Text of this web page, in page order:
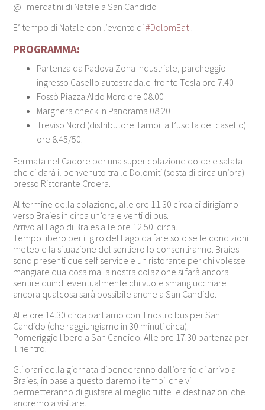
@ I mercatini di Natale a San Candido
E’ tempo di Natale con l’evento di#DolomEat!
PROGRAMMA:
Partenza da Padova Zona Industriale, parcheggio
ingresso Casello autostradale fronte Tesla ore 7.40
Fossò Piazza Aldo Moro ore 08.00
Marghera check in Panorama 08.20
Treviso Nord (distributore Tamoil all’uscita del casello)
ore 8.45/50.
Fermata nel Cadore per una super colazione dolce e salata
che ci darà il benvenuto tra le Dolomiti (sosta di circa un’ora)
presso Ristorante Croera.
Al termine della colazione, alle ore 11.30 circa ci dirigiamo
verso Braies in circa un’ora e venti di bus.
Arrivo al Lago di Braies alle ore 12.50. circa.
Tempo libero per il giro del Lago da fare solo se le condizioni
meteo e la situazione del sentiero lo consentiranno. Braies
sono presenti due self service e un ristorante per chi volesse
mangiare qualcosa ma la nostra colazione si farà ancora
sentire quindi eventualmente chi vuole smangiucchiare
ancora qualcosa sarà possibile anche a San Candido.
Alle ore 14.30 circa partiamo con il nostro bus per San
Candido (che raggiungiamo in 30 minuti circa).
Pomeriggio libero a San Candido. Alle ore 17.30 partenza per
il rientro.
Gli orari della giornata dipenderanno dall’orario di arrivo a
Braies, in base a questo daremo i tempi che vi
permetteranno di gustare al meglio tutte le destinazioni che
andremo a visitare.